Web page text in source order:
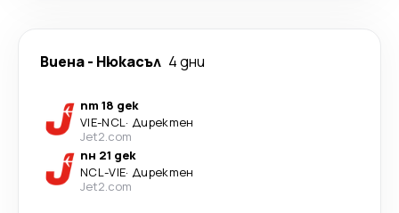
Виена- Нюкасъл 4 дни
пт 18 дек
VIE-NCL· Директен
Jet2.com
пн 21 дек
NCL-VIE· Директен
Jet2.com